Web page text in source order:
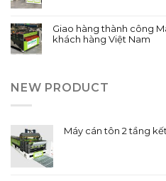
Giao hàng thành công
khách hàng Việt Nam
NEW PRODUCT
Máy cán tôn 2 tầng